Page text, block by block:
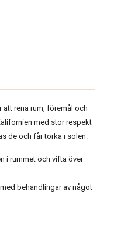
rena rum, föremål och
med stor respekt
de och får torka i solen.
i rummet och vifta över
behandlingar av något